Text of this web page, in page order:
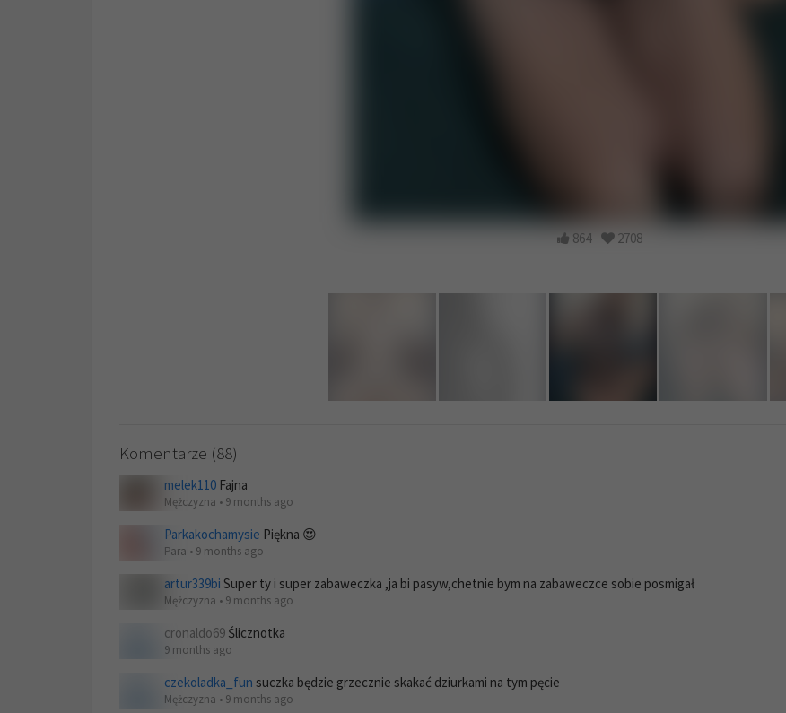
864 2708
Komentarze (88)
melek110 Fajna
Mężczyzna • 9 months ago
Parkakochamysie Piękna 😍
Para • 9 months ago
artur339bi Super ty i super zabaweczka ,ja bi pasyw,chetnie bym na zabaweczce sobie posmigał
Mężczyzna • 9 months ago
cronaldo69 Ślicznotka
9 months ago
czekoladka_fun suczka będzie grzecznie skakać dziurkami na tym pęcie
Mężczyzna • 9 months ago